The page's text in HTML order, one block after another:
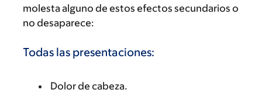
molesta alguno de estos efectos secundarios o
no desaparece:
Todas las presentaciones:
Dolor de cabeza.